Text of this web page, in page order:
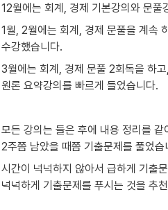
12월에는 회계, 경제 기본강의와 문풀
1월, 2월에는 회계, 경제 문풀을 계속
수강했습니다.
3월에는 회계, 경제 문풀 2회독을 하
원론 요약강의를 빠르게 들었습니다.
모든 강의는 들은 후에 내용 정리를 같
2주쯤 남았을 때쯤 기출문제를 풀었습
시간이 넉넉하지 않아서 급하게 기출
넉넉하게 기출문제를 푸시는 것을 추